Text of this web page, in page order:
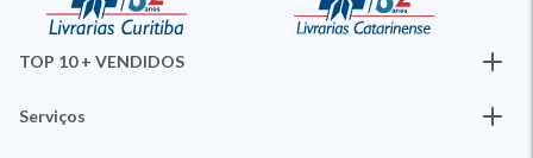
TOP 10 + VENDIDOS
Serviços